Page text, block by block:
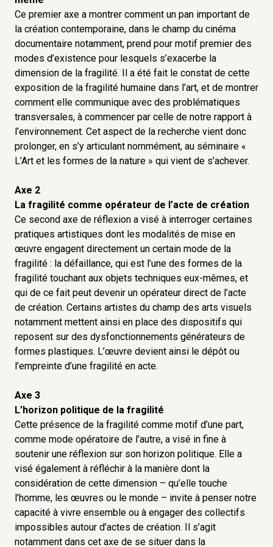
implique directement des questions liées aux
déséquilibres écologiques qui affectent les
sociétés contemporaines.
Il n’y va pas seulement, dans ce croisement
disciplinaire, d’une simple préoccupation partagée
pour un même thème de réflexion. Si la question
de la fragilité est centrale aussi bien pour les
domaines de la pensée humaine que dans le
champ de la création, c’est parce qu’elle est une
qu’à ce titre, elle infléchit directement le sens de
notre expérience du monde, des autres et de Dieu.
La fragilité n’est pas le fait de l’homme
uniquement, elle touche aussi ses œuvres et
détermine quelque chose du monde lui-même
dans lequel il vit. Nous en avons fait l’épreuve à
divers titres ces derniers mois et l’actuelle mise à
mal de la diplomatie internationale continue d’en
porter le témoignage douloureux, en nous
rappelant que l’exercice de la force est toujours
corrélatif d’une mise en exergue de la fragilité de
nos modes d’existence.
L’horizon de cette recherche est donc
simultanément existentiel et politique. Il vise à
interroger la prégnance de la fragilité à plusieurs
échelles : l’homme, les œuvres, le monde. L’art est
sans doute le lieu où ces différentes échelles
s’imbriquent le plus intimement. À ce titre, l’équipe
de recherche émet l’hypothèse que la création
artistique contemporaine permet de construire
une réflexion sur la fragilité en embrassant
Ce premier axe a montrer comment un pan important de
la création contemporaine, dans le champ du cinéma
documentaire notamment, prend pour motif premier des
modes d’existence pour lesquels s’exacerbe la
dimension de la fragilité. Il a été fait le constat de cette
exposition de la fragilité humaine dans l’art, et de montrer
comment elle communique avec des problématiques
transversales, à commencer par celle de notre rapport à
l’environnement. Cet aspect de la recherche vient donc
prolonger, en s’y articulant nommément, au séminaire «
L’Art et les formes de la nature » qui vient de s’achever.
Axe 2
La fragilité comme opérateur de l’acte de création
Ce second axe de réflexion a visé à interroger certaines
pratiques artistiques dont les modalités de mise en
œuvre engagent directement un certain mode de la
fragilité : la défaillance, qui est l’une des formes de la
fragilité touchant aux objets techniques eux-mêmes, et
qui de ce fait peut devenir un opérateur direct de l’acte
de création. Certains artistes du champ des arts visuels
notamment mettent ainsi en place des dispositifs qui
reposent sur des dysfonctionnements générateurs de
formes plastiques. L’œuvre devient ainsi le dépôt ou
l’empreinte d’une fragilité en acte.
Axe 3
L’horizon politique de la fragilité
Cette présence de la fragilité comme motif d’une part,
comme mode opératoire de l’autre, a visé in fine à
soutenir une réflexion sur son horizon politique. Elle a
visé également à réfléchir à la manière dont la
considération de cette dimension – qu’elle touche
l’homme, les œuvres ou le monde – invite à penser notre
capacité à vivre ensemble ou à engager des collectifs
impossibles autour d’actes de création. Il s’agit
notamment dans cet axe de se situer dans la